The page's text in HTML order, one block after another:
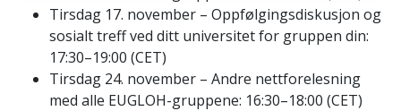
Tirsdag 17. november – Oppfølgingsdiskusjon og
sosialt treff ved ditt universitet for gruppen din:
17:30–19:00 (CET)
Tirsdag 24. november – Andre nettforelesning
med alle EUGLOH-gruppene: 16:30–18:00 (CET)